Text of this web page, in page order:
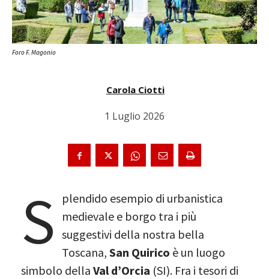
Foro F. Magonio
Carola Ciotti
1 Luglio 2026
S
plendido esempio di urbanistica
medievale e borgo tra i più
suggestivi della nostra bella
Toscana, San Quirico è un luogo
simbolo della Val d’Orcia (SI). Fra i tesori di